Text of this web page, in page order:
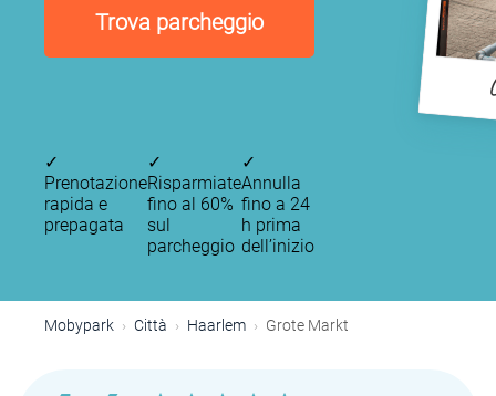
Trova parcheggio
✓
Prenotazione
rapida e
prepagata
✓
Risparmiate
fino al 60%
sul
parcheggio
✓
Annulla
fino a 24
h prima
dell’inizio
Mobypark Città Haarlem Grote Markt